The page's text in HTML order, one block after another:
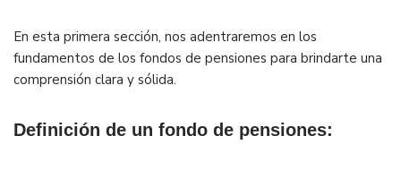
En esta primera sección, nos adentraremos en los
fundamentos de los fondos de pensiones para brindarte una
comprensión clara y sólida.
Definición de un fondo de pensiones: